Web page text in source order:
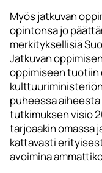
Myös jatkuvan
opintonsa jo
merkityksellisiä
Jatkuvan
oppimiseen tuotiin
puheessa
tutkimuksen visio
tarjoaakin omassa
kattavasti
avoimina